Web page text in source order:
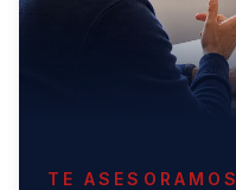
TE ASESORAMOS